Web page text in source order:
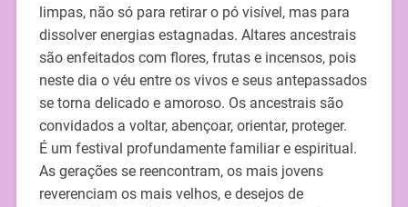
limpas, não só para retirar o pó visível, mas para
dissolver energias estagnadas. Altares ancestrais
são enfeitados com flores, frutas e incensos, pois
neste dia o véu entre os vivos e seus antepassados
se torna delicado e amoroso. Os ancestrais são
convidados a voltar, abençoar, orientar, proteger.
É um festival profundamente familiar e espiritual.
As gerações se reencontram, os mais jovens
reverenciam os mais velhos, e desejos de